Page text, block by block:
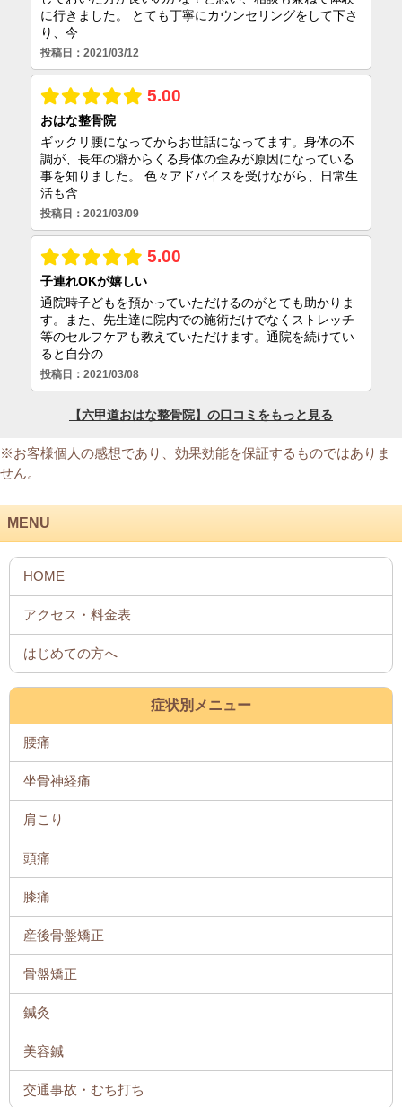
※お客様個人の感想であり、効果効能を保証するものではありま
せん。
MENU
症状別メニュー
腰痛
坐骨神経痛
肩こり
頭痛
膝痛
産後骨盤矯正
骨盤矯正
鍼灸
美容鍼
交通事故・むち打ち